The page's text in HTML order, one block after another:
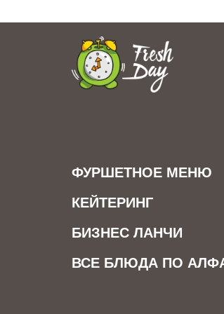
ФУРШЕТНОЕ МЕНЮ
КЕЙТЕРИНГ
БИЗНЕС ЛАНЧИ
ВСЕ БЛЮДА ПО